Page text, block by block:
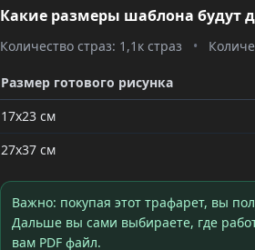
Какие размеры шаблона будут
Количество страз: 1,1к страз •
Размер готового рисунка
17x23 см
27x37 см
Важно: покупая этот трафарет, вы
Дальше вы сами выбираете, где
вам PDF файл.